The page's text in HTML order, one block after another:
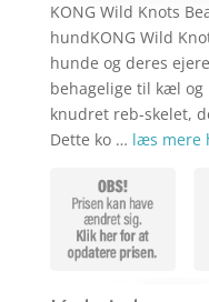
KONG Wild Knots
hundKONG Wild
hunde og deres
behagelige til kæl
knudret reb-skelet,
Dette ko … læs mere